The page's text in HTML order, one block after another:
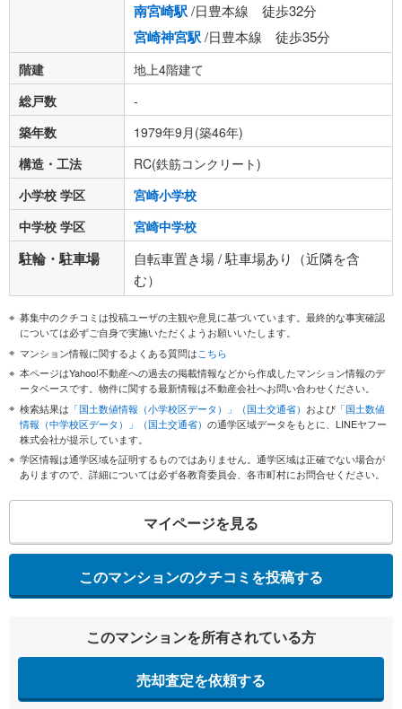
南宮崎駅/日豊本線 徒歩32分
宮崎神宮駅/日豊本線 徒歩35分
階建
地上4階建て
総戸数
-
築年数
1979年9月(築46年)
構造・工法
RC(鉄筋コンクリート)
小学校 学区
宮崎小学校
中学校 学区
宮崎中学校
駐輪・駐車場
自転車置き場 / 駐車場あり（近隣を含
む）
募集中のクチコミは投稿ユーザの主観や意見に基づいています。最終的な事実確認
については必ずご自身で実施いただくようお願いいたします。
マンション情報に関するよくある質問はこちら
本ページはYahoo!不動産への過去の掲載情報などから作成したマンション情報のデ
ータベースです。物件に関する最新情報は不動産会社へお問い合わせください。
検索結果は 「国土数値情報（小学校区データ）」（国土交通省） および 「国土数値
情報（中学校区データ）」（国土交通省） の通学区域データをもとに、LINEヤフー
株式会社が提示しています。
学区情報は通学区域を証明するものではありません。通学区域は正確でない場合が
ありますので、詳細については必ず各教育委員会、各市町村にお問合せください。
マイページを見る
このマンションのクチコミを投稿する
このマンションを所有されている方
売却査定を依頼する